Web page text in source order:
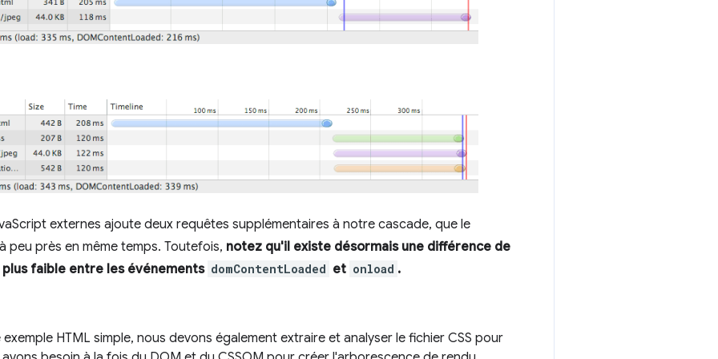
externes ajoute deux requêtes supplémentaires à notre cascade, que le
peu près en même temps. Toutefois, notez qu'il existe désormais une différence de
faible entre les événements domContentLoaded et onload .
HTML simple, nous devons également extraire et analyser le fichier CSS pour